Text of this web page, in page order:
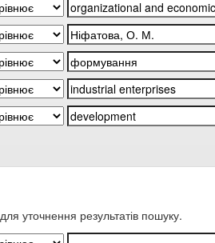
уточнення результатів пошуку.